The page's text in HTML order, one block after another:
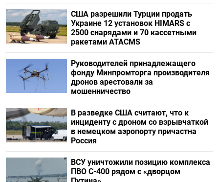
США разрешили Турции продать
Украине 12 установок HIMARS с
2500 снарядами и 70 кассетными
ракетами ATACMS
Руководителей принадлежащего
фонду Минпромторга производителя
дронов арестовали за
мошенничество
В разведке США считают, что к
инциденту с дроном со взрывчаткой
в немецком аэропорту причастна
Россия
ВСУ уничтожили позицию комплекса
ПВО С-400 рядом с «дворцом